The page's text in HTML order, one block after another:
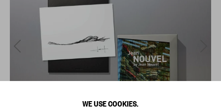
WE USE COOKIES.